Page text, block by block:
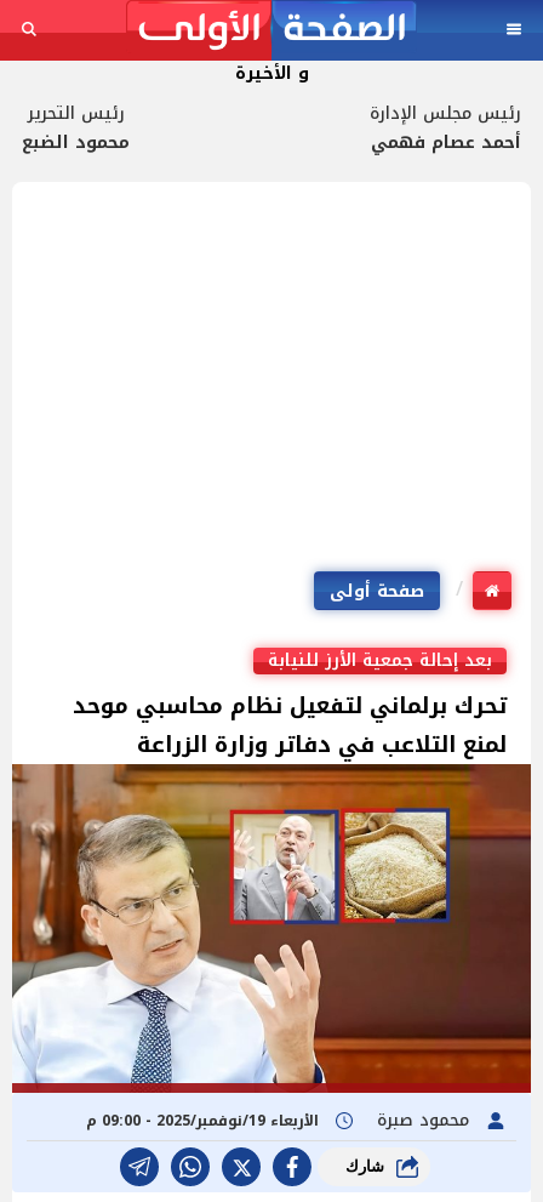
و الأخيرة
رئيس مجلس الإدارة
أحمد عصام فهمي
رئيس التحرير
محمود الضبع
صفحة أولى
بعد إحالة جمعية الأرز للنيابة
تحرك برلماني لتفعيل نظام محاسبي موحد
لمنع التلاعب في دفاتر وزارة الزراعة
محمود صبرة الأربعاء 19/نوفمبر/2025 - 09:00 م
شارك